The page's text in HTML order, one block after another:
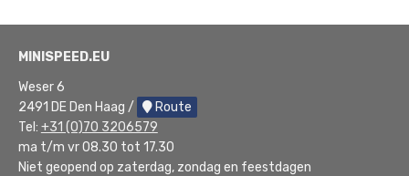
MINISPEED.EU
Weser 6
2491 DE Den Haag /
Route
Tel: +31 (0)70 3206579
ma t/m vr 08.30 tot 17.30
Niet geopend op zaterdag, zondag en feestdagen